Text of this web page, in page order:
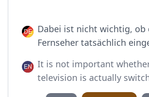
Dabei ist nicht wichtig, ob
Fernseher tatsächlich
It is not important
television is actually